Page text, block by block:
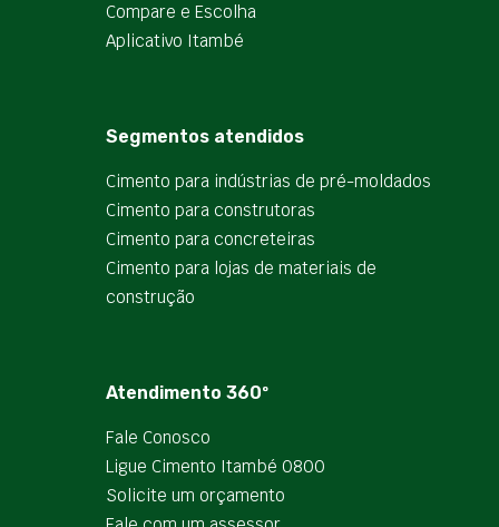
Compare e Escolha
Aplicativo Itambé
Segmentos atendidos
Cimento para indústrias de pré-moldados
Cimento para construtoras
Cimento para concreteiras
Cimento para lojas de materiais de
construção
Atendimento 360º
Fale Conosco
Ligue Cimento Itambé 0800
Solicite um orçamento